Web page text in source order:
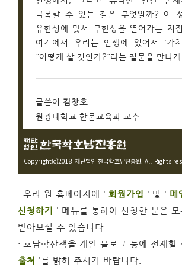
극복할 수 있는 길은 무엇일까? 이
유한성에 맞서 무한성을 열어가는 지
여기에서 우리는 인생에 있어서 ‘가
“어떻게 살 것인가?”라는 질문을 만나게
글쓴이 김창호
원광대학교 한문교육과 교수
Copyright(c)2018 재단법인 한국학호남진흥원. All Rights
· 우리 원 홈페이지에 ' 회원가입 ' 및 ' 메
신청하기 ' 메뉴를 통하여 신청한 분은
받아보실 수 있습니다.
· 호남학산책을 개인 블로그 등에 전재할
출처 '를 밝혀 주시기 바랍니다.